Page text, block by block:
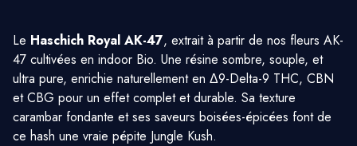
Le Haschich Royal AK-47, extrait à partir de nos fleurs AK-
47 cultivées en indoor Bio. Une résine sombre, souple, et
ultra pure, enrichie naturellement en Δ9-Delta-9 THC, CBN
et CBG pour un effet complet et durable. Sa texture
carambar fondante et ses saveurs boisées-épicées font de
ce hash une vraie pépite Jungle Kush.